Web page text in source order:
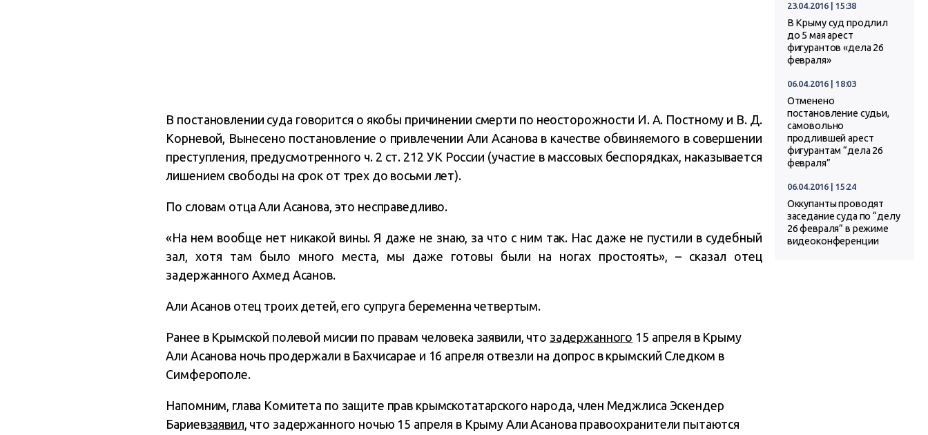
В постановлении суда говорится о якобы причинении смерти по неосторожности И. А. Постному и В. Д.
Корневой, Вынесено постановление о привлечении Али Асанова в качестве обвиняемого в совершении
преступления, предусмотренного ч. 2 ст. 212 УК России (участие в массовых беспорядках, наказывается
лишением свободы на срок от трех до восьми лет).
По словам отца Али Асанова, это несправедливо.
«На нем вообще нет никакой вины. Я даже не знаю, за что с ним так. Нас даже не пустили в судебный
зал, хотя там было много места, мы даже готовы были на ногах простоять», – сказал отец
задержанного Ахмед Асанов.
Али Асанов отец троих детей, его супруга беременна четвертым.
Ранее в Крымской полевой мисии по правам человека заявили, что задержанного 15 апреля в Крыму
Али Асанова ночь продержали в Бахчисарае и 16 апреля отвезли на допрос в крымский Следком в
Симферополе.
Напомним, глава Комитета по защите прав крымскотатарского народа, член Меджлиса Эскендер
Бариевзаявил, что задержанного ночью 15 апреля в Крыму Али Асанова правоохранители пытаются
23.04.2016 | 15:38
В Крыму суд продлил
до 5 мая арест
фигурантов «дела 26
февраля»
06.04.2016 | 18:03
Отменено
постановление судьи,
самовольно
продлившей арест
фигурантам “дела 26
февраля”
06.04.2016 | 15:24
Оккупанты проводят
заседание суда по “делу
26 февраля” в режиме
видеоконференции